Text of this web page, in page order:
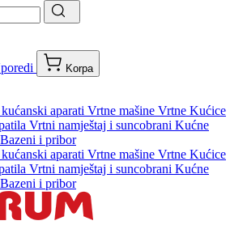
Korpa
aparati Vrtne mašine Vrtne Kućice
Vrtni namještaj i suncobrani Kućne
Bazeni i pribor
aparati Vrtne mašine Vrtne Kućice
Vrtni namještaj i suncobrani Kućne
Bazeni i pribor